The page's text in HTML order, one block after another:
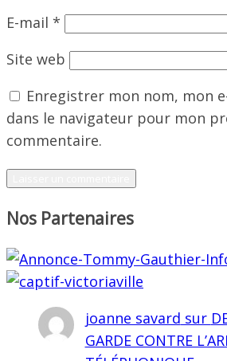
E-mail *
Site web
Enregistrer mon nom, mon
dans le navigateur pour mon
commentaire.
Nos Partenaires
joanne savard sur
GARDE CONTRE